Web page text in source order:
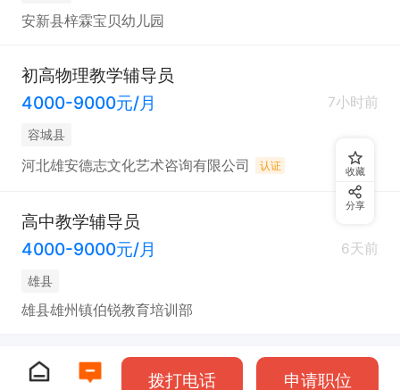
安新县梓霖宝贝幼儿园
初高物理教学辅导员
4000-9000元/月
7小时前
容城县
河北雄安德志文化艺术咨询有限公司 认证
高中教学辅导员
4000-9000元/月
6天前
雄县
雄县雄州镇伯锐教育培训部
收藏
分享
拨打电话 申请职位